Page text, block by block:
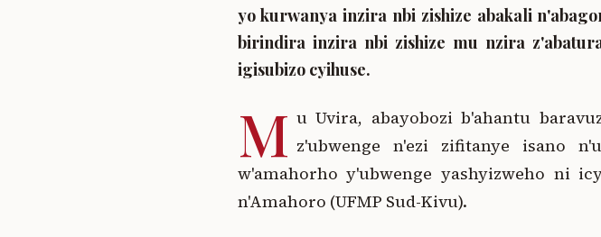
yo kurwanya inzira nbi zishize abakali
birindira inzira nbi zishize mu nzira
igisubizo cyihuse.
M u Uvira, abayobozi b'ahantu
z'ubwenge n'ezi zifitanye isano
w'amahorho y'ubwenge yashyizweho ni
n'Amahoro (UFMP Sud-Kivu).